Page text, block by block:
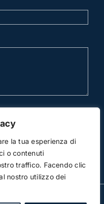
la tua esperienza di
o contenuti
traffico. Facendo clic
nostro utilizzo dei
Legale Scicchitano |